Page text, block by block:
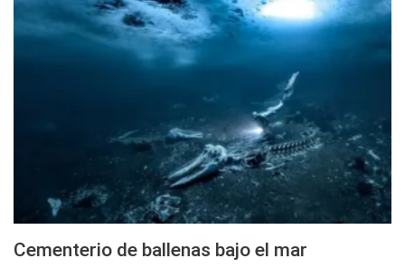
Cementerio de ballenas bajo el mar